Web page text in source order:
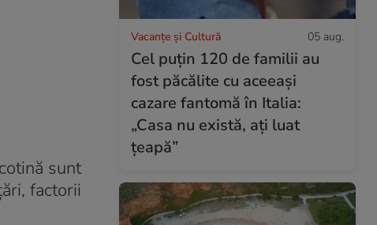
sunt
factorii
Vacanțe și Cultură 05 aug.
Cel puțin 120 de familii au
fost păcălite cu aceeași
cazare fantomă în Italia:
„Casa nu există, ați luat
țeapă”